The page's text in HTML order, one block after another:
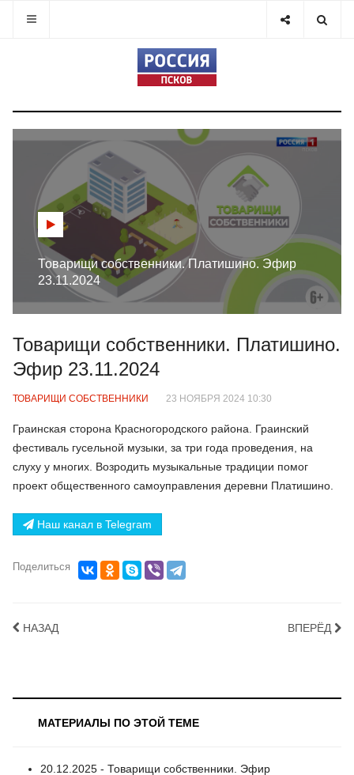
Товарищи собственники. Платишино. Эфир
23.11.2024
Товарищи собственники. Платишино.
Эфир 23.11.2024
ТОВАРИЩИ СОБСТВЕННИКИ 23 НОЯБРЯ 2024 10:30
Граинская сторона Красногородского района. Граинский
фестиваль гусельной музыки, за три года проведения, на
слуху у многих. Возродить музыкальные традиции помог
проект общественного самоуправления деревни Платишино.
Наш канал в Telegram
Поделиться
НАЗАД ВПЕРЁД
МАТЕРИАЛЫ ПО ЭТОЙ ТЕМЕ
20.12.2025 - Товарищи собственники. Эфир